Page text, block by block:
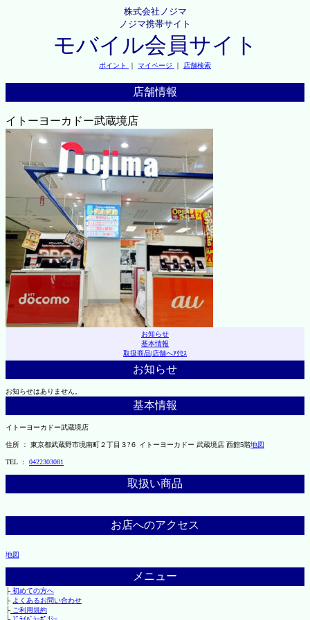
株式会社ノジマ
ノジマ携帯サイト
モバイル会員サイト
ポイント ｜ マイページ ｜ 店舗検索
店舗情報
イトーヨーカドー武蔵境店
お知らせ
基本情報
取扱商品|店舗へｱｸｾｽ
お知らせ
お知らせはありません。
基本情報
イトーヨーカドー武蔵境店
住所 ： 東京都武蔵野市境南町２丁目３?６ イトーヨーカドー 武蔵境店 西館5階地図
TEL ： 0422303081
取扱い商品
お店へのアクセス
地図
メニュー
├初めての方へ
├ よくあるお問い合わせ
├ご利用規約